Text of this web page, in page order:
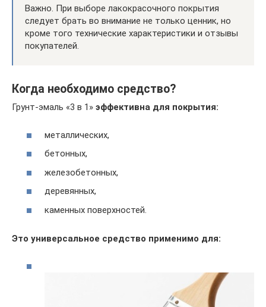
Важно. При выборе лакокрасочного покрытия
следует брать во внимание не только ценник, но
кроме того технические характеристики и отзывы
покупателей.
Когда необходимо средство?
Грунт-эмаль «3 в 1» эффективна для покрытия:
металлических,
бетонных,
железобетонных,
деревянных,
каменных поверхностей.
Это универсальное средство применимо для: